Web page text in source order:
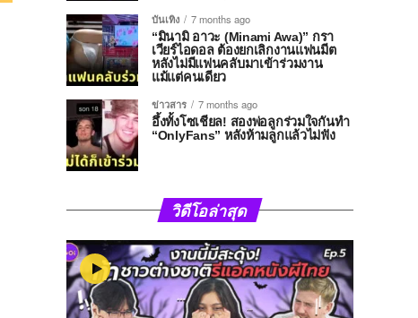
บันเทิง
7 months ago
“มินามิ อาวะ (Minami Awa)” กรา
เวียร์ไอดอล ต้องยกเลิกงานแฟนมีต
หลังไม่มีแฟนคลับมาเข้าร่วมงาน
แม้แต่คนเดียว
ข่าวสาร
7 months ago
อึ้งทั้งโซเชียล! สองพ่อลูกร่วมใจกันทำ
“OnlyFans” หลังห้ามลูกแล้วไม่ฟัง
วิดีโอล่าสุด